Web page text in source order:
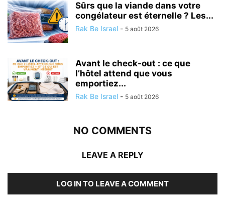
Sûrs que la viande dans votre
congélateur est éternelle ? Les...
Rak Be Israel - 5 août 2026
Avant le check-out : ce que
l’hôtel attend que vous
emportiez...
Rak Be Israel - 5 août 2026
NO COMMENTS
LEAVE A REPLY
LOG IN TO LEAVE A COMMENT